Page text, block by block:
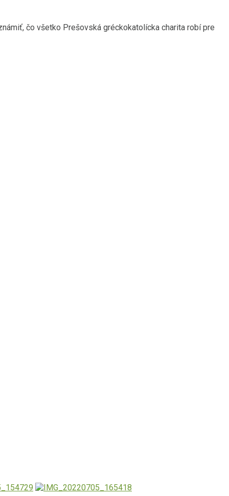
čo všetko Prešovská gréckokatolícka charita robí pre